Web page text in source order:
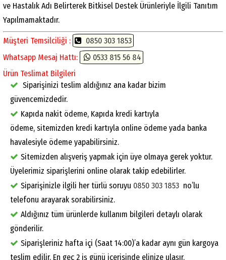
ve Hastalık Adı Belirterek Bitkisel Destek Ürünleriyle İlgili Tanıtım
Yapılmamaktadır.
Müşteri Temsilciliği :
0850 303 1853
Whatsapp Mesaj Hattı:
0533 815 56 84
Ürün Teslimat Bilgileri
Siparişinizi teslim aldığınız ana kadar bizim
güvencemizdedir.
Kapıda nakit ödeme, Kapıda kredi kartıyla
ödeme, sitemizden kredi kartıyla online ödeme yada banka
havalesiyle ödeme yapabilirsiniz.
Sitemizden alışveriş yapmak için üye olmaya gerek yoktur.
Üyelerimiz siparişlerini online olarak takip edebilirler.
Siparişinizle ilgili her türlü soruyu 0850 303 1853 no’lu
telefonu arayarak sorabilirsiniz.
Aldığınız tüm ürünlerde kullanım bilgileri detaylı olarak
gönderilir.
Siparişleriniz hafta içi (Saat 14:00)’a kadar aynı gün kargoya
teslim edilir. En geç 2 iş günü içerisinde elinize ulaşır.